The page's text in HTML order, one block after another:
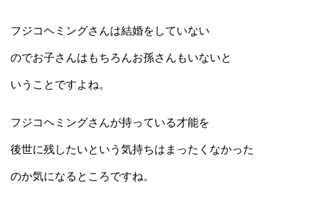
フジコヘミングさんは結婚をしていない
のでお子さんはもちろんお孫さんもいないと
いうことですよね。
フジコヘミングさんが持っている才能を
後世に残したいという気持ちはまったくなかった
のか気になるところですね。